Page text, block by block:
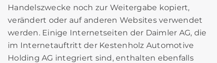
Handelszwecke noch zur Weitergabe kopiert,
verändert oder auf anderen Websites verwendet
werden. Einige Internetseiten der Daimler AG, die
im Internetauftritt der Kestenholz Automotive
Holding AG integriert sind, enthalten ebenfalls